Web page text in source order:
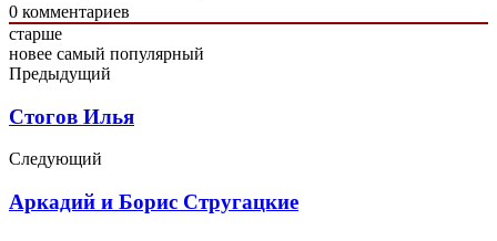
0 комментариев
старше
новее самый популярный
Предыдущий
Стогов Илья
Следующий
Аркадий и Борис Стругацкие